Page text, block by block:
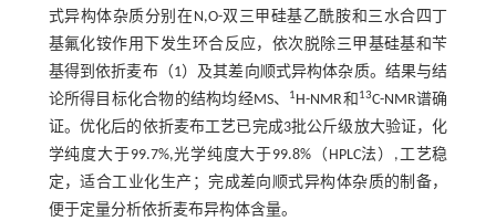
式异构体杂质分别在N,O-双三甲硅基乙酰胺和三水合四丁
基氟化铵作用下发生环合反应，依次脱除三甲基硅基和苄
基得到依折麦布（1）及其差向顺式异构体杂质。结果与结
论所得目标化合物的结构均经MS、
1H-NMR和 13C-NMR谱确
证。优化后的依折麦布工艺已完成3批公斤级放大验证，化
学纯度大于99.7%,光学纯度大于99.8%（HPLC法）,工艺稳
定，适合工业化生产；完成差向顺式异构体杂质的制备，
便于定量分析依折麦布异构体含量。